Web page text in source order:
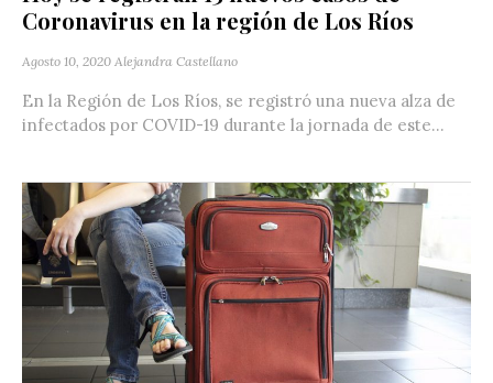
Coronavirus en la región de Los Ríos
Agosto 10, 2020 Alejandra Castellano
En la Región de Los Ríos, se registró una nueva alza de
infectados por COVID-19 durante la jornada de este...